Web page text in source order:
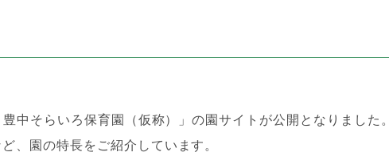
中そらいろ保育園（仮称）」の園サイトが公開となりました。
、園の特長をご紹介しています。